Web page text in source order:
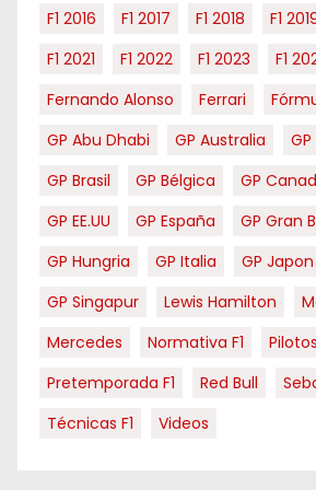
F1 2016
F1 2017 F1 2018 F1
F1 2021
F1 2022 F1 2023 F1
Fernando Alonso
Ferrari
GP Abu Dhabi
GP Australia
GP Brasil
GP Bélgica GP
GP EE.UU
GP España
GP Gran
GP Hungria
GP Italia GP Japon
GP Singapur
Lewis Hamilton
Mercedes
Normativa F1
Pilotos
Pretemporada F1
Red Bull
Técnicas F1
Videos